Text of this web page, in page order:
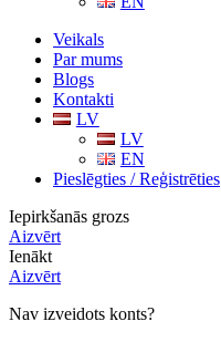
Veikals
Par mums
Blogs
Kontakti
LV
LV
EN
Pieslēgties / Reģistrēties
Iepirkšanās grozs
Aizvērt
Ienākt
Aizvērt
Nav izveidots konts?